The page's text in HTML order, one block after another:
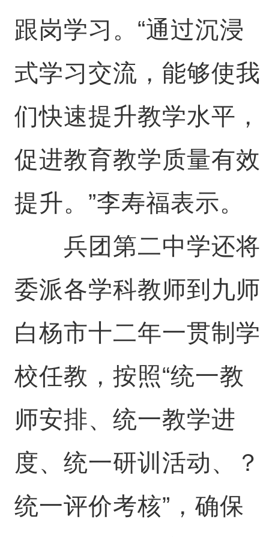
跟岗学习。“通过沉浸
式学习交流，能够使我
们快速提升教学水平，
促进教育教学质量有效
提升。”李寿福表示。
兵团第二中学还将
委派各学科教师到九师
白杨市十二年一贯制学
校任教，按照“统一教
师安排、统一教学进
度、统一研训活动、？
统一评价考核”，确保